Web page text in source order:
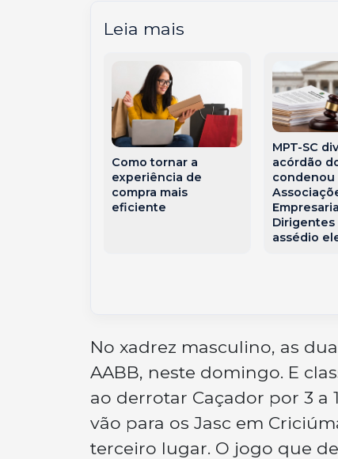
Leia mais
Como tornar a
experiência de
compra mais
eficiente
MPT-SC
acórdão
condenou
Dirigentes
assédio
No xadrez masculino, as
AABB, neste domingo. E
ao derrotar Caçador por 3 a
vão para os Jasc em
terceiro lugar. O jogo que